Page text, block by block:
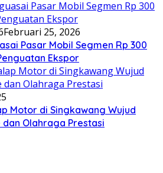
Februari 25, 2026
Pasar Mobil Segmen Rp 300
Ekspor
Motor di Singkawang Wujud
Olahraga Prestasi